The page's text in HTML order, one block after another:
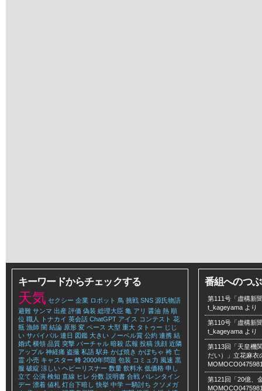
キーワードからチェックする
天気 セクシー 企業 ロボット 鳥 挑戦 SNS 源氏物語
避難 サンマ 出産 評価 偽装 総理大臣 亀 アリ 醤油 熱 順
位 職人 トナカイ 英会話 ChatGPT アイス コンテスト 花
瓶 漁師 闇 結論 原形 変 ペース 大型 重大 タトゥー じじ
い サバイバル 連日 図鑑 大きい ノーベル賞 公約 連携 結
婚式 横領 品質 突撃 バーチャル 暗殺 広報 投稿 洗顔 近隣
アップル 神経痛 盗撮 私語 駅弁 かば焼き かぼちゃ 袴 亡
霊 小売 キャスター 蜂 2000年問題 包装 コミュ力 風速 黒
服 破綻 涼しい ヘビーリスナー 数量 飲料水 低価格 申し
立て 公演 検知 直線 ヒレ 分数 説明書 合戦 バレンタイン
デー 漂着 値札 灯台下暗し 快挙 中学 一騎討ち クソメガ
番組へのつ
第111号「虚構新
t_kageyama より
第110号「虚構新
t_kageyama より
第113回「天皇機
だい）」立花麻衣
第121回「20億、